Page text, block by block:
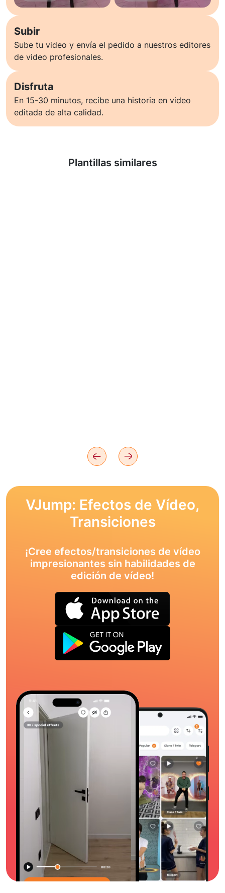
Subir
Sube tu video y envía el pedido a nuestros editores
de video profesionales.
Disfruta
En 15-30 minutos, recibe una historia en video
editada de alta calidad.
Plantillas similares
Saber más
VJump: Efectos de Vídeo,
Transiciones
¡Cree efectos/transiciones de vídeo
impresionantes sin habilidades de
edición de vídeo!